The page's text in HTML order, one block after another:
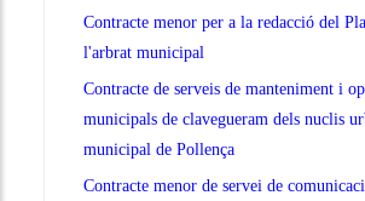
Contracte menor per a la redacció del
l'arbrat municipal
Contracte de serveis de manteniment i
municipals de clavegueram dels nuclis
municipal de Pollença
Contracte menor de servei de